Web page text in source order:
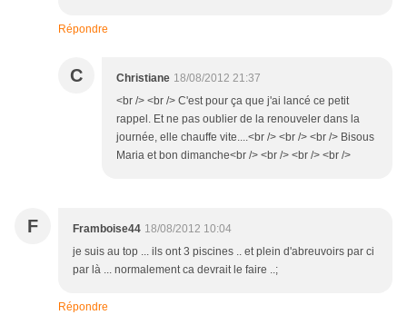
Répondre
C Christiane 18/08/2012 21:37
<br /> <br /> C'est pour ça que j'ai lancé ce petit
rappel. Et ne pas oublier de la renouveler dans la
journée, elle chauffe vite....<br /> <br /> <br /> Bisous
Maria et bon dimanche<br /> <br /> <br /> <br />
F Framboise44 18/08/2012 10:04
je suis au top ... ils ont 3 piscines .. et plein d'abreuvoirs par ci
par là ... normalement ca devrait le faire ..;
Répondre